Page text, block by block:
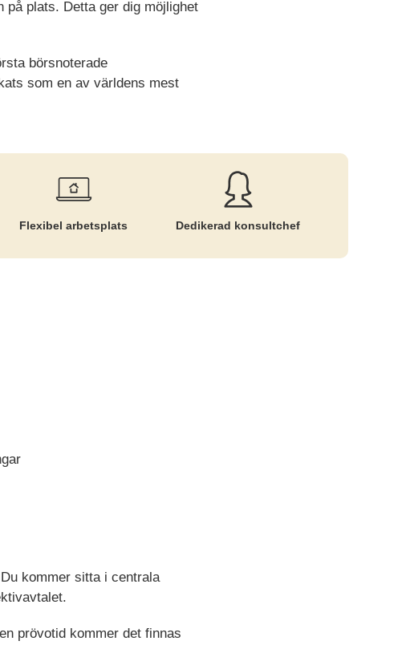
på plats. Detta ger dig möjlighet
börsnoterade
som en av världens mest
Flexibel arbetsplats Dedikerad konsultchef
kommer sitta i centrala
prövotid kommer det finnas